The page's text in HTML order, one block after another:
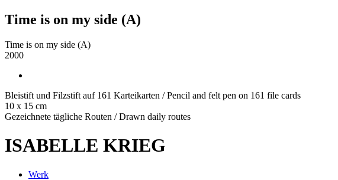
Time is on my side (A)
Time is on my side (A)
2000
Bleistift und Filzstift auf 161 Karteikarten / Pencil and felt pen on 161 file cards
10 x 15 cm
Gezeichnete tägliche Routen / Drawn daily routes
ISABELLE KRIEG
Werk